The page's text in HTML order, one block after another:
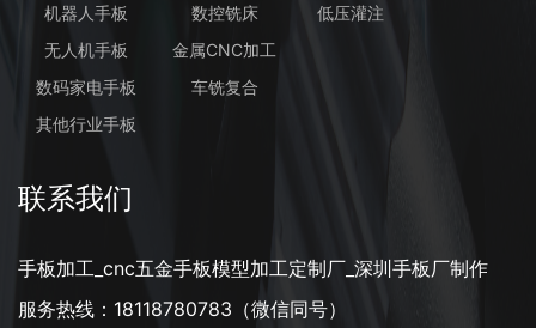
机器人手板
无人机手板
数码家电手板
其他行业手板
数控铣床
金属CNC加工
车铣复合
低压灌注
联系我们
手板加工_cnc五金手板模型加工定制厂_深圳手板厂制作
服务热线：18118780783（微信同号）